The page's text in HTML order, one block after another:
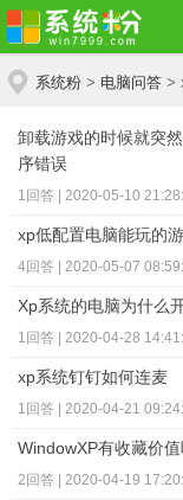
系统粉 > 电脑问答 >
卸载游戏的时候就突
序错误
1回答 | 2020-05-10
xp低配置电脑能玩的
4回答 | 2020-05-07
Xp系统的电脑为什么
1回答 | 2020-04-28
xp系统钉钉如何连麦
1回答 | 2020-04-21
WindowXP有收藏价值
2回答 | 2020-04-19